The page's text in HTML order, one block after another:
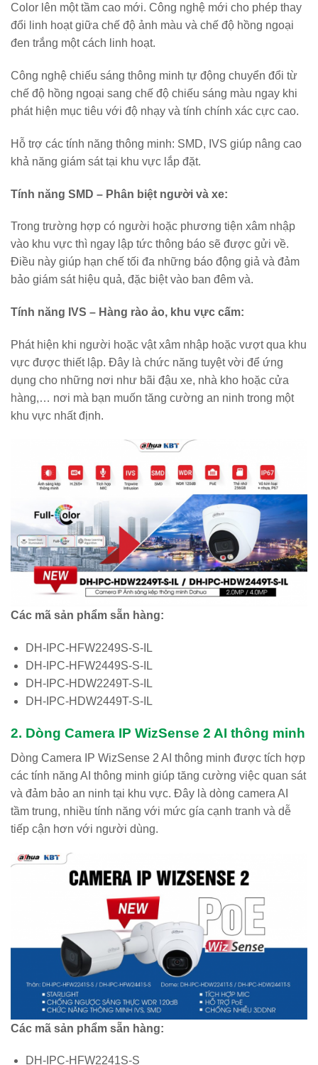
Color lên một tầm cao mới. Công nghệ mới cho phép thay
đổi linh hoạt giữa chế độ ảnh màu và chế độ hồng ngoại
đen trắng một cách linh hoạt.
Công nghệ chiếu sáng thông minh tự động chuyển đổi từ
chế độ hồng ngoại sang chế độ chiếu sáng màu ngay khi
phát hiện mục tiêu với độ nhạy và tính chính xác cực cao.
Hỗ trợ các tính năng thông minh: SMD, IVS giúp nâng cao
khả năng giám sát tại khu vực lắp đặt.
Tính năng SMD – Phân biệt người và xe:
Trong trường hợp có người hoặc phương tiện xâm nhập
vào khu vực thì ngay lập tức thông báo sẽ được gửi về.
Điều này giúp hạn chế tối đa những báo động giả và đảm
bảo giám sát hiệu quả, đặc biệt vào ban đêm và.
Tính năng IVS – Hàng rào ảo, khu vực cấm:
Phát hiện khi người hoặc vật xâm nhập hoặc vượt qua khu
vực được thiết lập. Đây là chức năng tuyệt vời để ứng
dụng cho những nơi như bãi đậu xe, nhà kho hoặc cửa
hàng,… nơi mà bạn muốn tăng cường an ninh trong một
khu vực nhất định.
Các mã sản phẩm sẵn hàng:
DH-IPC-HFW2249S-S-IL
DH-IPC-HFW2449S-S-IL
DH-IPC-HDW2249T-S-IL
DH-IPC-HDW2449T-S-IL
2. Dòng Camera IP WizSense 2 AI thông minh
Dòng Camera IP WizSense 2 AI thông minh được tích hợp
các tính năng AI thông minh giúp tăng cường việc quan sát
và đảm bảo an ninh tại khu vực. Đây là dòng camera AI
tầm trung, nhiều tính năng với mức gía cạnh tranh và dễ
tiếp cận hơn với người dùng.
Các mã sản phẩm sẵn hàng:
DH-IPC-HFW2241S-S